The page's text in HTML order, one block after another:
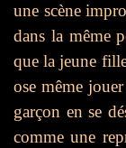
une scène
dans la même
que la jeune
ose même
garçon en se
comme une